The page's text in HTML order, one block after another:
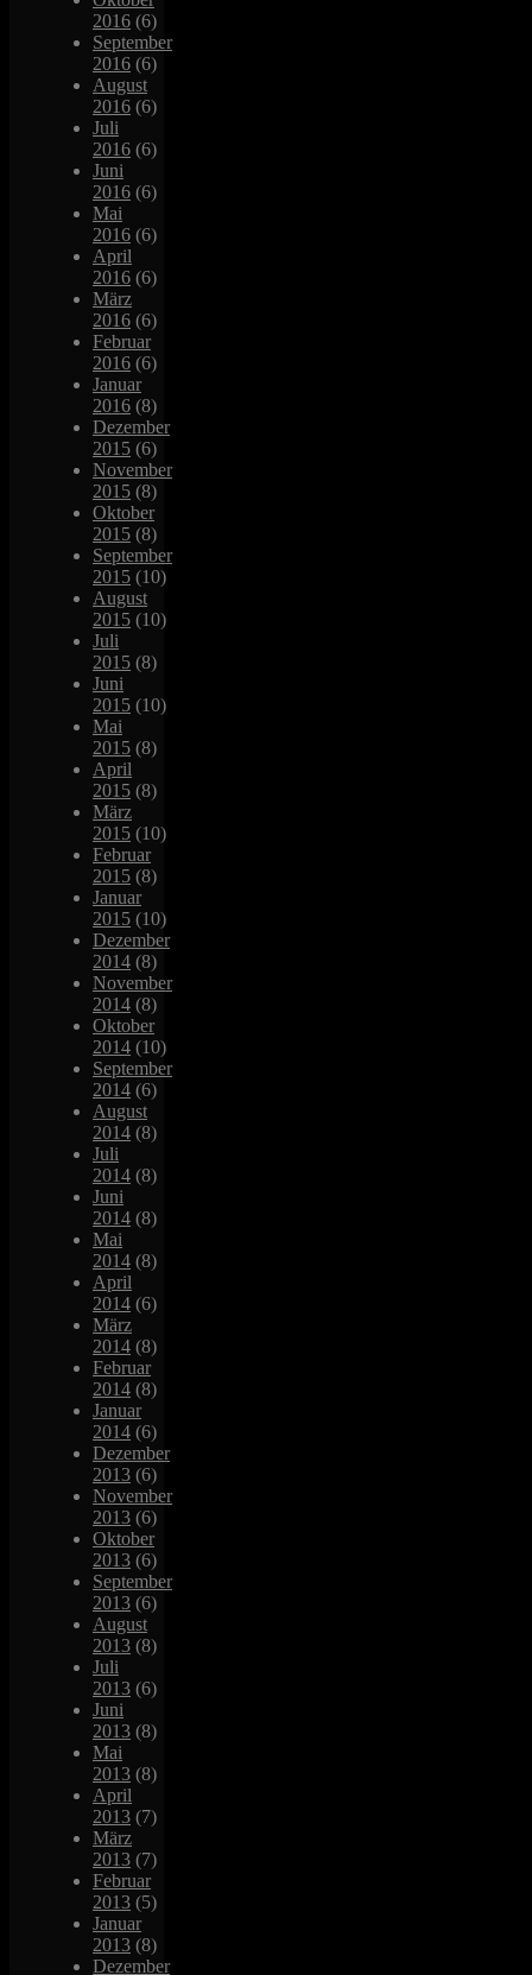
2016 (6)
September
2016 (6)
August
2016 (6)
Juli
2016 (6)
Juni
2016 (6)
Mai
2016 (6)
April
2016 (6)
März
2016 (6)
Februar
2016 (6)
Januar
2016 (8)
Dezember
2015 (6)
November
2015 (8)
Oktober
2015 (8)
September
2015 (10)
August
2015 (10)
Juli
2015 (8)
Juni
2015 (10)
Mai
2015 (8)
April
2015 (8)
März
2015 (10)
Februar
2015 (8)
Januar
2015 (10)
Dezember
2014 (8)
November
2014 (8)
Oktober
2014 (10)
September
2014 (6)
August
2014 (8)
Juli
2014 (8)
Juni
2014 (8)
Mai
2014 (8)
April
2014 (6)
März
2014 (8)
Februar
2014 (8)
Januar
2014 (6)
Dezember
2013 (6)
November
2013 (6)
Oktober
2013 (6)
September
2013 (6)
August
2013 (8)
Juli
2013 (6)
Juni
2013 (8)
Mai
2013 (8)
April
2013 (7)
März
2013 (7)
Februar
2013 (5)
Januar
2013 (8)
Dezember